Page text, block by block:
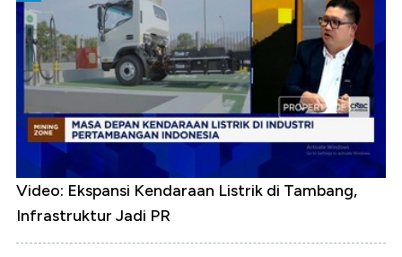
Video: Ekspansi Kendaraan Listrik di Tambang,
Infrastruktur Jadi PR